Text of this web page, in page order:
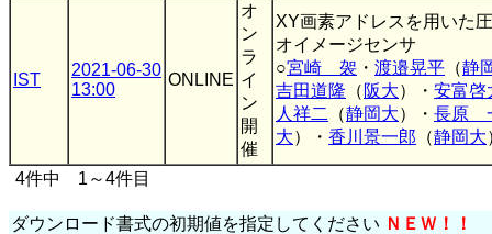
IST
2021-06-30
13:00
ONLINE
オ
ン
ラ
イ
ン
開
催
XY画素アドレスを用いた
オイメージセンサ
○宮崎 袈 ・ 渡邉晃平 （静
吉田道隆 （ 阪大）・ 安富啓
人祥二
（静岡大）・ 長原
大）・ 香川景一郎 （静岡大
4件中 1～4件目
ダウンロード書式の初期値を指定してください ＮＥＷ！！